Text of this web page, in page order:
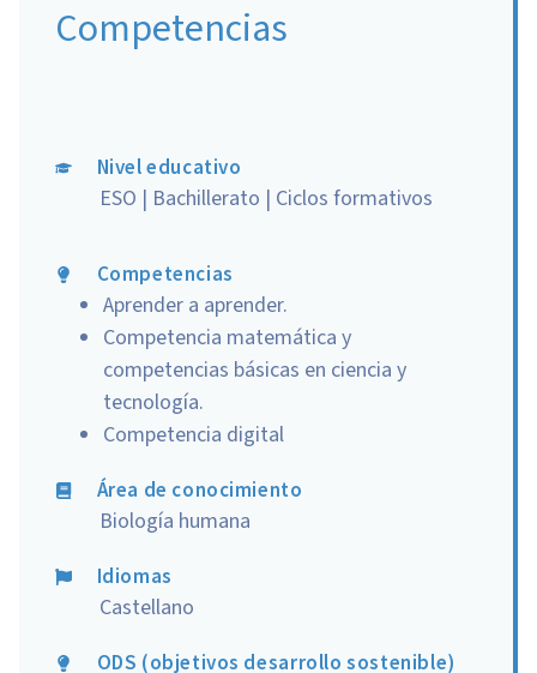
Competencias
Nivel educativo
ESO | Bachillerato | Ciclos formativos
Competencias
Aprender a aprender.
Competencia matemática y
competencias básicas en ciencia y
tecnología.
Competencia digital
Área de conocimiento
Biología humana
Idiomas
Castellano
ODS (objetivos desarrollo sostenible)